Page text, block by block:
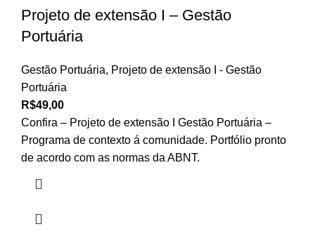
Projeto de extensão I – Gestão
Portuária
Gestão Portuária, Projeto de extensão I - Gestão
Portuária
R$49,00
Confira – Projeto de extensão I Gestão Portuária –
Programa de contexto á comunidade. Portfólio pronto
de acordo com as normas da ABNT.